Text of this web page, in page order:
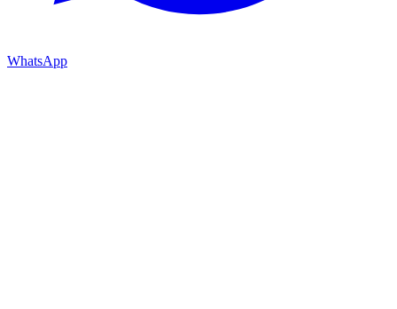
WhatsApp